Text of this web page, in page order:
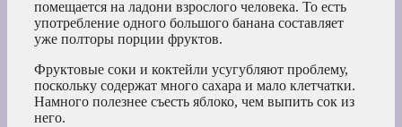
помещается на ладони взрослого человека. То есть
употребление одного большого банана составляет
уже полторы порции фруктов.
Фруктовые соки и коктейли усугубляют проблему,
поскольку содержат много сахара и мало клетчатки.
Намного полезнее съесть яблоко, чем выпить сок из
него.